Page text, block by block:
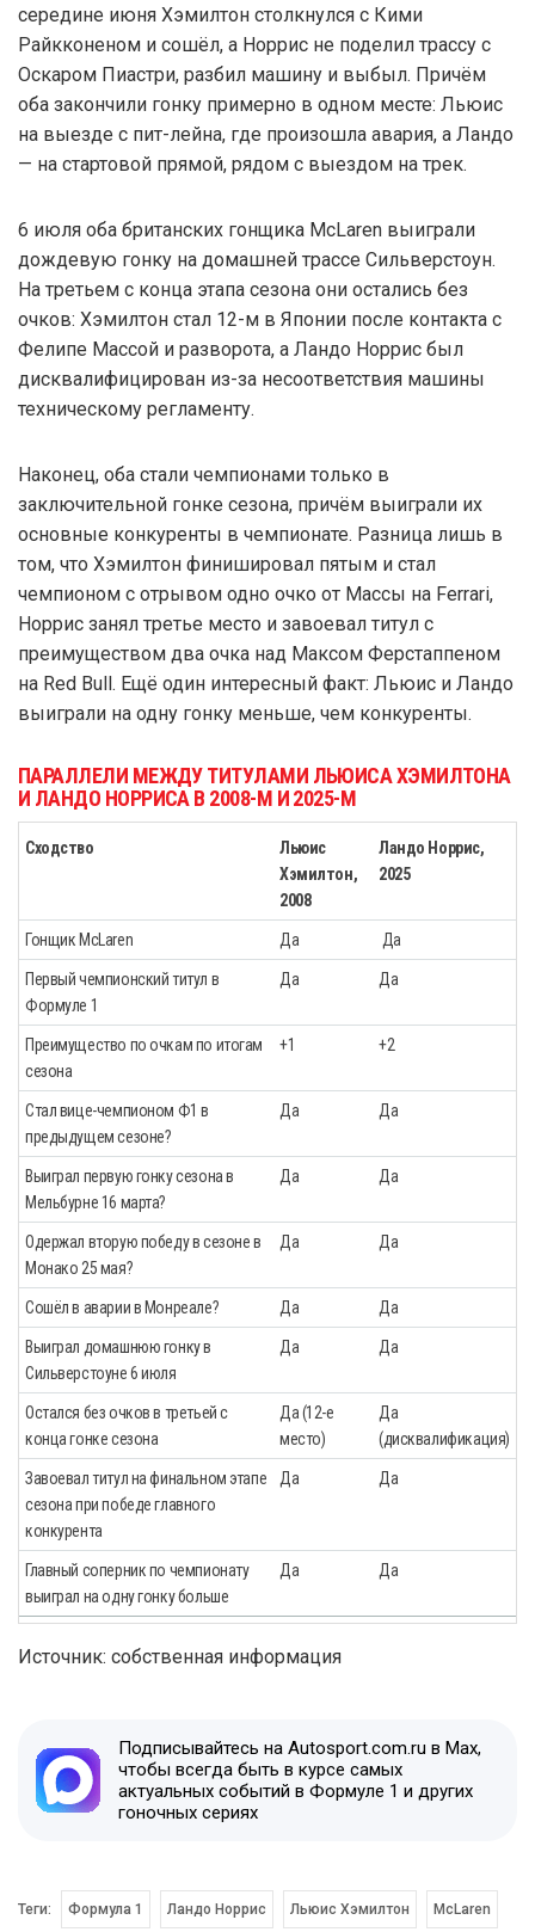
середине июня Хэмилтон столкнулся с Кими
Райкконеном и сошёл, а Норрис не поделил трассу с
Оскаром Пиастри, разбил машину и выбыл. Причём
оба закончили гонку примерно в одном месте: Льюис
на выезде с пит-лейна, где произошла авария, а Ландо
— на стартовой прямой, рядом с выездом на трек.
6 июля оба британских гонщика McLaren выиграли
дождевую гонку на домашней трассе Сильверстоун.
На третьем с конца этапа сезона они остались без
очков: Хэмилтон стал 12-м в Японии после контакта с
Фелипе Массой и разворота, а Ландо Норрис был
дисквалифицирован из-за несоответствия машины
техническому регламенту.
Наконец, оба стали чемпионами только в
заключительной гонке сезона, причём выиграли их
основные конкуренты в чемпионате. Разница лишь в
том, что Хэмилтон финишировал пятым и стал
чемпионом с отрывом одно очко от Массы на Ferrari,
Норрис занял третье место и завоевал титул с
преимуществом два очка над Максом Ферстаппеном
на Red Bull. Ещё один интересный факт: Льюис и Ландо
выиграли на одну гонку меньше, чем конкуренты.
ПАРАЛЛЕЛИ МЕЖДУ ТИТУЛАМИ ЛЬЮИСА ХЭМИЛТОНА
И ЛАНДО НОРРИСА В 2008-М И 2025-М
Сходство
Льюис
Хэмилтон,
2008
Ландо Норрис,
2025
Гонщик McLaren Да Да
Первый чемпионский титул в
Формуле 1
Да Да
Преимущество по очкам по итогам
сезона
+1 +2
Стал вице-чемпионом Ф1 в
предыдущем сезоне?
Да Да
Выиграл первую гонку сезона в
Мельбурне 16 марта?
Да Да
Одержал вторую победу в сезоне в
Монако 25 мая?
Да Да
Сошёл в аварии в Монреале? Да Да
Выиграл домашнюю гонку в
Сильверстоуне 6 июля
Да Да
Остался без очков в третьей с
конца гонке сезона
Да (12-е
место)
Да
(дисквалификация)
Завоевал титул на финальном этапе
сезона при победе главного
конкурента
Да Да
Главный соперник по чемпионату
выиграл на одну гонку больше
Да Да
Источник: собственная информация
Подписывайтесь на Autosport.com.ru в Max,
чтобы всегда быть в курсе самых
актуальных событий в Формуле 1 и других
гоночных сериях
Теги: Формула 1 Ландо Норрис Льюис Хэмилтон McLaren